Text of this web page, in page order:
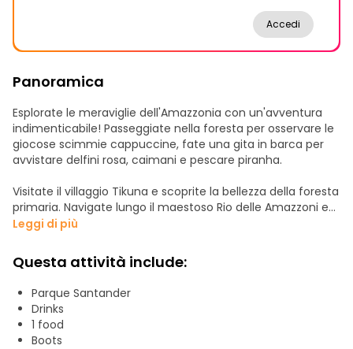
Accedi
Panoramica
Esplorate le meraviglie dell'Amazzonia con un'avventura
indimenticabile! Passeggiate nella foresta per osservare le
giocose scimmie cappuccine, fate una gita in barca per
avvistare delfini rosa, caimani e pescare piranha.
Visitate il villaggio Tikuna e scoprite la bellezza della foresta
primaria. Navigate lungo il maestoso Rio delle Amazzoni e
assaporate i deliziosi piatti locali come il pesce, il ceviche o
Dopo una giornata ricca di emozioni, rilassatevi su
un'amaca e immergetevi nei suoni della natura. La nostra
guida esperta parla inglese, spagnolo e francese. Perfetto
per famiglie e amici, osate unirvi a questo viaggio
straordinario!
Leggi di più
Questa attività include:
Parque Santander
Drinks
1 food
Boots